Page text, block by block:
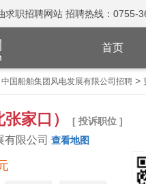
求职招聘网站 招聘热线：0755-
首页
中国船舶集团风电发展有限公司招聘>
家口） [ 投诉职位 ]
有限公司 查看地图